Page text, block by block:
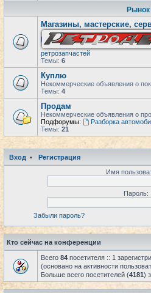
Рынок
Магазины, мастерские,
ретрозапчастей
Темы: 6
Куплю
Некоммерческие объявления о
Темы: 4
Продам
Некоммерческие объявления о
Подфорумы:
Разборка
Темы: 21
Вход •
Регистрация
Имя
Пароль:
Забыли пароль?
Кто сейчас на конференции
Всего 84 посетителя :: 1
(основано на активности
Больше всего посетителей (4181)